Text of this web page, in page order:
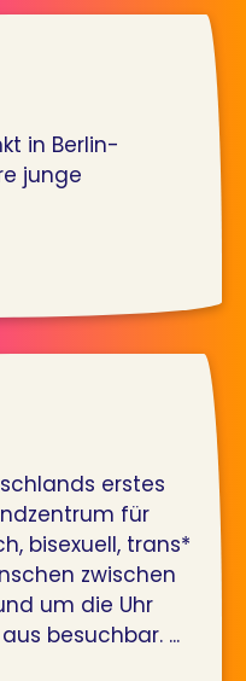
in Berlin-
junge
erstes
für
bisexuell, trans*
zwischen
um die Uhr
besuchbar. ...